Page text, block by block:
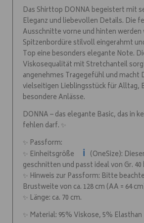
Das Shirttop DONNA begeistert mit
Eleganz und liebevollen Details. Die
Ausschnitte vorne und hinten werden
Spitzenbordüre stilvoll eingerahmt
Top eine besonders elegante Note.
Viskosequalität mit Stretchanteil
angenehmes Tragegefühl und macht
vielseitigen Lieblingsstück für Alltag,
besondere Anlässe.
DONNA – das elegante Basic, das in
fehlen darf. ✨
✨ Passform:
✨ Einheitsgröße
ℹ️ (OneSize):
geschnitten und passt ideal von Gr. 40
✨ Hinweis zur Passform: Bitte
Brustweite von ca. 128 cm (AA = 64
✨ Länge: ca. 70 cm.
✨ Material: 95% Viskose, 5% Elasthan